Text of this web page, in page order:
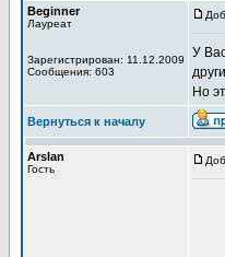
Beginner
Лауреат
Зарегистрирован: 11.12.2009
Сообщения: 603
У
Но
Вернуться к началу
Arslan
Гость